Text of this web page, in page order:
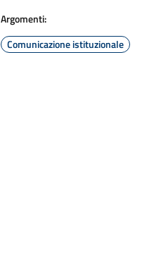
Argomenti:
Comunicazione istituzionale